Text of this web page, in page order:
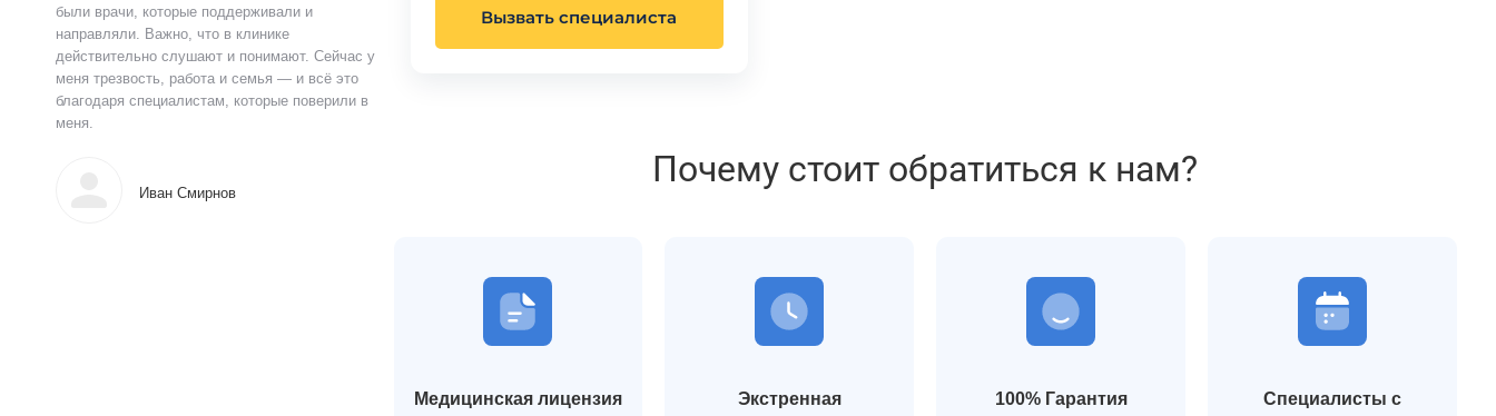
были врачи, которые поддерживали и
направляли. Важно, что в клинике
действительно слушают и понимают. Сейчас у
меня трезвость, работа и семья — и всё это
благодаря специалистам, которые поверили в
меня.
Иван Смирнов
Вызвать специалиста
Почему стоит обратиться к нам?
Медицинская лицензия
Экстренная
100% Гарантия
Специалисты с